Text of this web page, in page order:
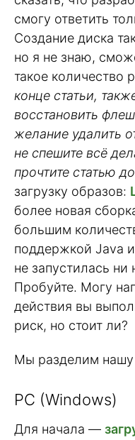
смогу ответить
Создание диска
но я не знаю,
такое количество
конце статьи,
восстановить
желание удалить
не спешите всё
прочтите статью
загрузку образов:
более новая
большим
поддержкой Java
не запустилась
Пробуйте. Могу
действия вы
риск, но стоит ли?
Мы разделим нашу
PC (Windows)
Для начала —